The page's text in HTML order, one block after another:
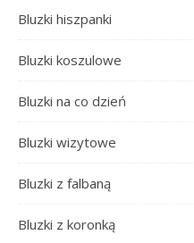
Bluzki hiszpanki
Bluzki koszulowe
Bluzki na co dzień
Bluzki wizytowe
Bluzki z falbaną
Bluzki z koronką